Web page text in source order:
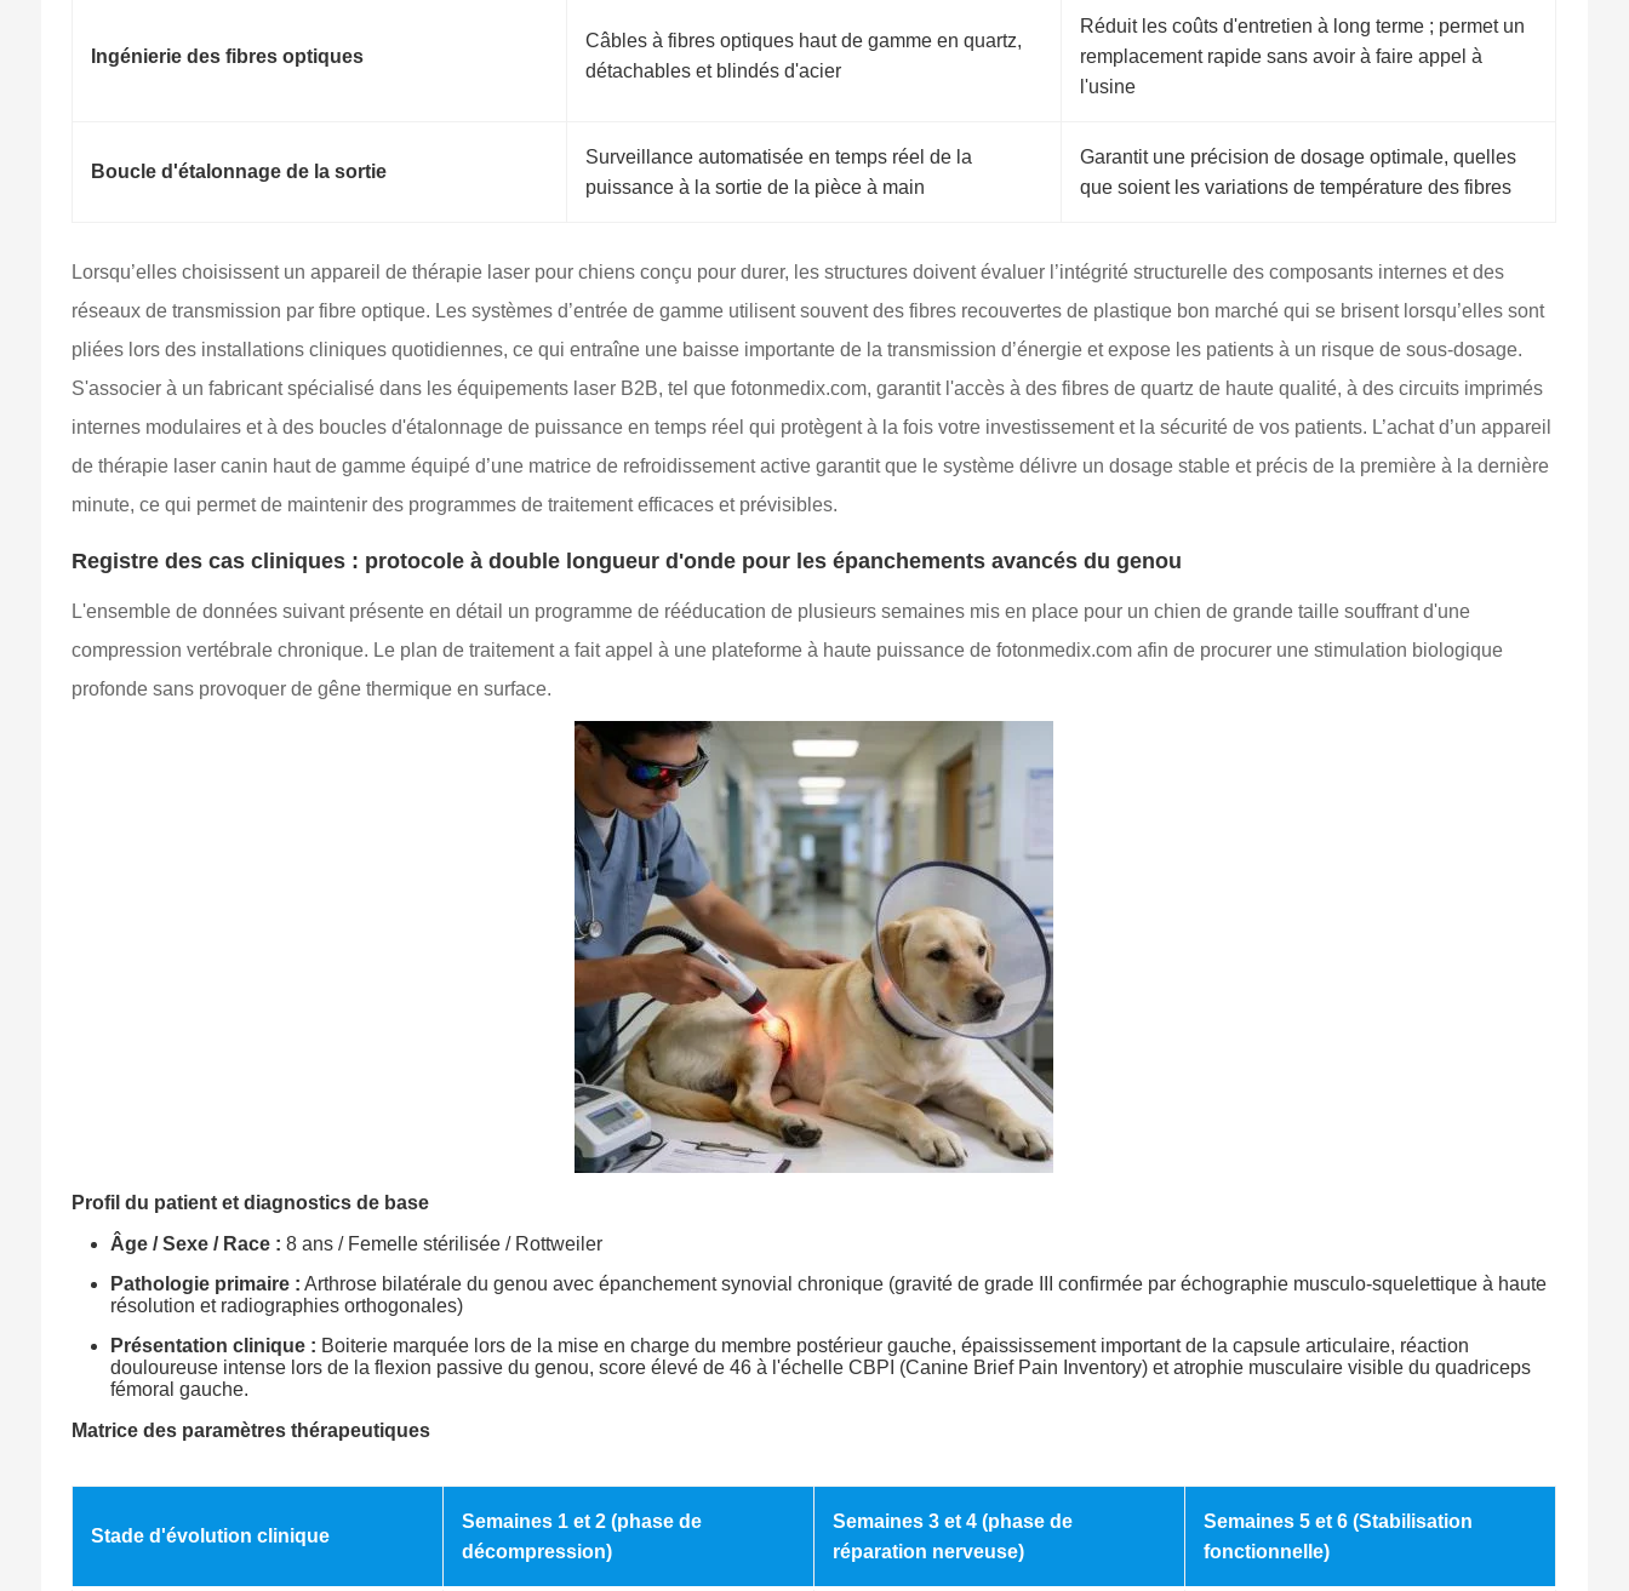
Ingénierie des fibres optiques
Câbles à fibres optiques haut de gamme en quartz,
détachables et blindés d'acier
Réduit les coûts d'entretien à long terme ; permet un
remplacement rapide sans avoir à faire appel à
l'usine
Boucle d'étalonnage de la sortie
Surveillance automatisée en temps réel de la
puissance à la sortie de la pièce à main
Garantit une précision de dosage optimale, quelles
que soient les variations de température des fibres
Lorsqu’elles choisissent un appareil de thérapie laser pour chiens conçu pour durer, les structures doivent évaluer l’intégrité structurelle des composants internes et des
réseaux de transmission par fibre optique. Les systèmes d’entrée de gamme utilisent souvent des fibres recouvertes de plastique bon marché qui se brisent lorsqu’elles sont
pliées lors des installations cliniques quotidiennes, ce qui entraîne une baisse importante de la transmission d’énergie et expose les patients à un risque de sous-dosage.
S'associer à un fabricant spécialisé dans les équipements laser B2B, tel que fotonmedix.com, garantit l'accès à des fibres de quartz de haute qualité, à des circuits imprimés
internes modulaires et à des boucles d'étalonnage de puissance en temps réel qui protègent à la fois votre investissement et la sécurité de vos patients. L’achat d’un appareil
de thérapie laser canin haut de gamme équipé d’une matrice de refroidissement active garantit que le système délivre un dosage stable et précis de la première à la dernière
minute, ce qui permet de maintenir des programmes de traitement efficaces et prévisibles.
Registre des cas cliniques : protocole à double longueur d'onde pour les épanchements avancés du genou
L'ensemble de données suivant présente en détail un programme de rééducation de plusieurs semaines mis en place pour un chien de grande taille souffrant d'une
compression vertébrale chronique. Le plan de traitement a fait appel à une plateforme à haute puissance de fotonmedix.com afin de procurer une stimulation biologique
profonde sans provoquer de gêne thermique en surface.
Profil du patient et diagnostics de base
Âge / Sexe / Race : 8 ans / Femelle stérilisée / Rottweiler
Pathologie primaire : Arthrose bilatérale du genou avec épanchement synovial chronique (gravité de grade III confirmée par échographie musculo-squelettique à haute
résolution et radiographies orthogonales)
Présentation clinique : Boiterie marquée lors de la mise en charge du membre postérieur gauche, épaississement important de la capsule articulaire, réaction
douloureuse intense lors de la flexion passive du genou, score élevé de 46 à l'échelle CBPI (Canine Brief Pain Inventory) et atrophie musculaire visible du quadriceps
fémoral gauche.
Matrice des paramètres thérapeutiques
Stade d'évolution clinique
Semaines 1 et 2 (phase de
décompression)
Semaines 3 et 4 (phase de
réparation nerveuse)
Semaines 5 et 6 (Stabilisation
fonctionnelle)